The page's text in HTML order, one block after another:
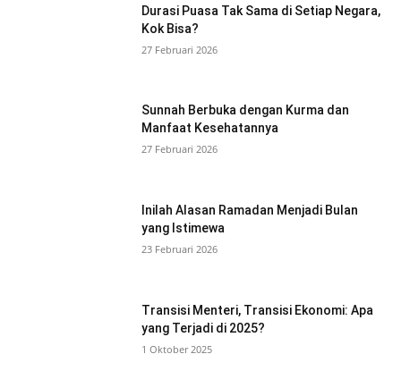
Durasi Puasa Tak Sama di Setiap Negara,
Kok Bisa?
27 Februari 2026
Sunnah Berbuka dengan Kurma dan
Manfaat Kesehatannya
27 Februari 2026
Inilah Alasan Ramadan Menjadi Bulan
yang Istimewa
23 Februari 2026
Transisi Menteri, Transisi Ekonomi: Apa
yang Terjadi di 2025?
1 Oktober 2025